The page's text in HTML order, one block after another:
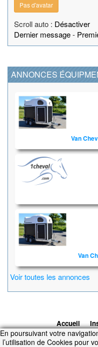
Pas d'avatar
Scroll auto : Désactiver
Dernier message-
ANNONCES
Van
Van
Voir toutes les annonces
Accueil
d'utilisation
Contacts
En poursuivant votre
l’utilisation de Cookies pour